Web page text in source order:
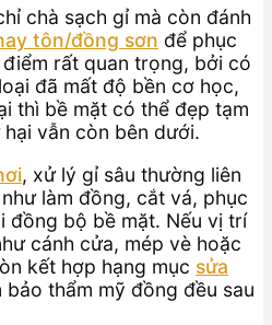
chà sạch gỉ mà còn đánh
tôn/đồng sơn để phục
rất quan trọng, bởi có
đã mất độ bền cơ học,
thì bề mặt có thể đẹp tạm
vẫn còn bên dưới.
, xử lý gỉ sâu thường liên
làm đồng, cắt vá, phục
đồng bộ bề mặt. Nếu vị trí
cánh cửa, mép vè hoặc
kết hợp hạng mục sửa
bảo thẩm mỹ đồng đều sau